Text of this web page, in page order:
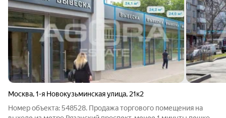
Москва,1-я Новокузьминская улица, 21к2
Номер объекта: 548528. Продажа торгового помещения на